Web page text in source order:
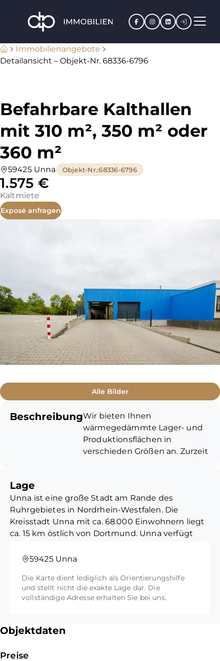
Facebook
Instagram
LinkedIn
Immobilienangebote
Detailansicht – Objekt-Nr. 68336-6796
Befahrbare Kalthallen
mit 310 m², 350 m² oder
360 m²
59425 Unna Objekt-Nr.:68336-6796
1.575 €
Kaltmiete
Exposé anfragen
Alle Bilder
BeschreibungWir bieten Ihnen
wärmegedämmte Lager- und
Produktionsflächen in
verschieden Größen an. Zurzeit
-310 m²
-350 m²
-360 m²
und abfahren können.
Gemeinschaftliche
Lage
Unna ist eine große Stadt am Rande des
Ruhrgebietes in Nordrhein-Westfalen. Die
Kreisstadt Unna mit ca. 68.000 Einwohnern liegt
ca. 15 km östlich von Dortmund. Unna verfügt
und Cafés die Jung und Alt zum Verweilen
ausreichend Parkhäuser sowie Kurzzeitparkplätze
für die zahlreichen Besucher der Stadt. Der
Unnaer Hauptbahnhof ist ebenfalls fußläufig zu
Richtungen sind gegeben.
Stadtmauerreste und die Burg den Besucher in
59425 Unna
Die Karte dient lediglich als Orientierungshilfe
und stellt nicht die exakte Lage dar. Die
vollständige Adresse erhalten Sie bei uns.
Objektdaten
Preise